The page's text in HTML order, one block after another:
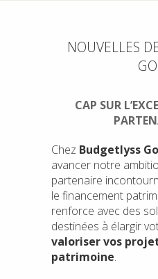
NOUVELLES
CAP SUR
Chez Budgetlyss
avancer notre
partenaire
le financement
renforce avec des
destinées à élargir
valoriser vos
patrimoine.